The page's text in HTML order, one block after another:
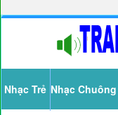
Nhạc Trẻ Nhạc